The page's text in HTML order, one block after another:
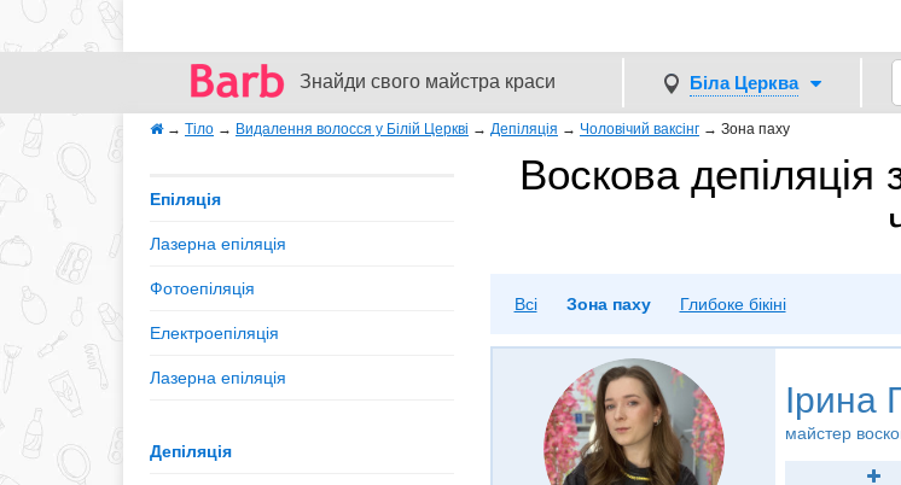
Знайди свого майстра краси Біла Церква
→ Тіло → Видалення волосся у Білій Церкві → Депіляція → Чоловічий ваксінг → Зона паху
Воскова депіляція
Всі Зона паху Глибоке бікіні
Епіляція
Лазерна епіляція
Фотоепіляція
Електроепіляція
Лазерна епіляція
Депіляція
Ірина
майстер